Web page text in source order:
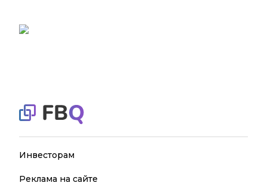
Инвесторам
Реклама на сайте